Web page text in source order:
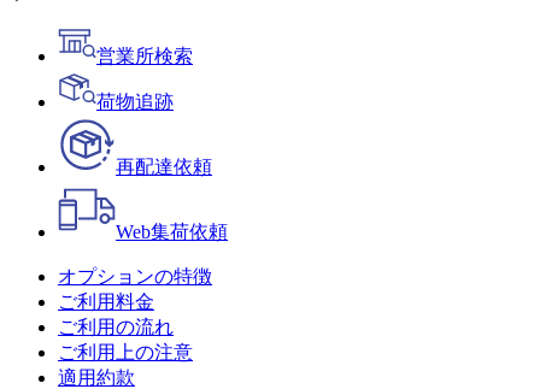
営業所検索
荷物追跡
再配達依頼
Web集荷依頼
オプションの特徴
ご利用料金
ご利用の流れ
ご利用上の注意
適用約款